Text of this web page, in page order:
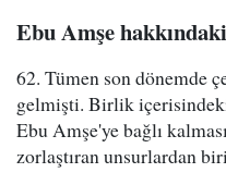
Ebu Amşe
62. Tümen son dönemde
gelmişti. Birlik
Ebu Amşe'ye bağlı
zorlaştıran unsurlardan